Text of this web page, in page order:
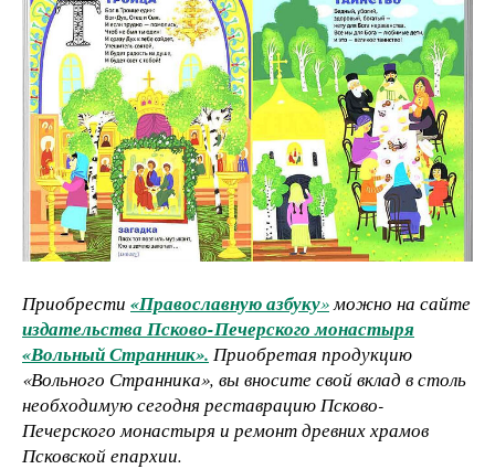
Приобрести «Православную азбуку»можно на сайте
издательства Псково-Печерского монастыря
«Вольный Странник». Приобретая продукцию
«Вольного Странника», вы вносите свой вклад в столь
необходимую сегодня реставрацию Псково-
Печерского монастыря и ремонт древних храмов
Псковской епархии.